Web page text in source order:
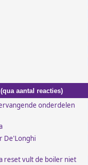
aantal reacties)
onderdelen
De'Longhi
reset vult de boiler niet